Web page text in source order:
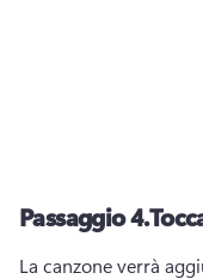
Passaggio 4.
La canzone verrà